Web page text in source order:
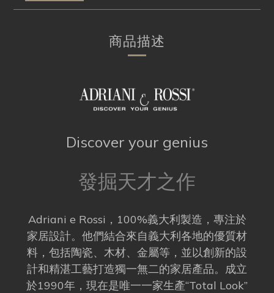
商品描述
Discover your genius
發掘天才之作
Adriani e Rossi，100%義大利製造，專注於
家居設計。他們結合來自義大利各地的優質材
料，包括陶瓷、木材、金屬等，並以創新的設
計和精湛工藝打造獨一無二的家居產品。成立
於1990年，現在是唯一一家生產“Total Look”